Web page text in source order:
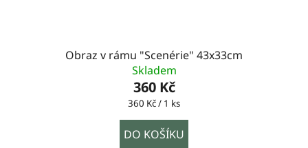
Obraz v rámu "Scenérie" 43x33cm
Skladem
360 Kč
Měrná
360 Kč / 1 ks
DO KOŠÍKU